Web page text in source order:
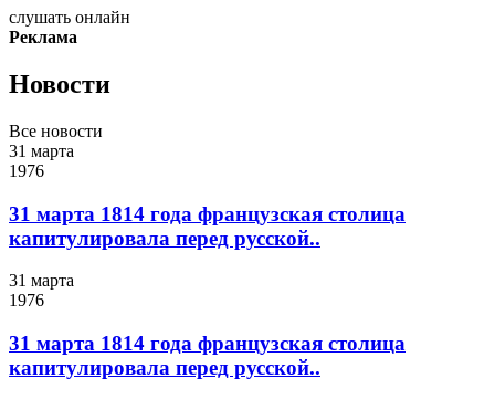
слушать онлайн
Реклама
Новости
Все новости
31 марта
1976
31 марта 1814 года французская столица
капитулировала перед русской..
31 марта
1976
31 марта 1814 года французская столица
капитулировала перед русской..